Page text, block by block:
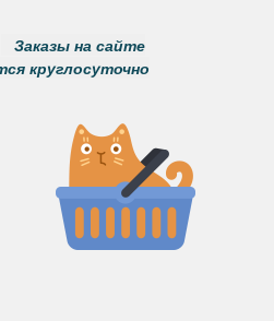
Заказы на сайте
круглосуточно